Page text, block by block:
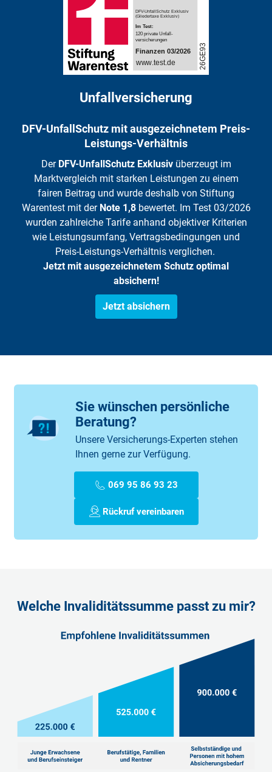
Unfallversicherung
DFV-UnfallSchutz mit ausgezeichnetem Preis-
Leistungs-Verhältnis
Der DFV-UnfallSchutz Exklusivüberzeugt im
Marktvergleich mit starken Leistungen zu einem
fairen Beitrag und wurde deshalb von Stiftung
Warentest mit der Note 1,8bewertet. Im Test 03/2026
wurden zahlreiche Tarife anhand objektiver Kriterien
wie Leistungsumfang, Vertragsbedingungen und
Preis-Leistungs-Verhältnis verglichen.
Jetzt mit ausgezeichnetem Schutz optimal
absichern!
Jetzt absichern
Sie wünschen persönliche
Beratung?
Unsere Versicherungs-Experten stehen
Ihnen gerne zur Verfügung.
069 95 86 93 23
Rückruf vereinbaren
Welche Invaliditätssumme passt zu mir?